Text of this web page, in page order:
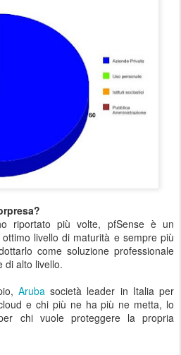
riportato più volte, pfSense è un
livello di maturità e sempre più
come soluzione professionale
di alto livello.
Aruba società leader in Italia per
e chi più ne ha più ne metta, lo
chi vuole proteggere la propria